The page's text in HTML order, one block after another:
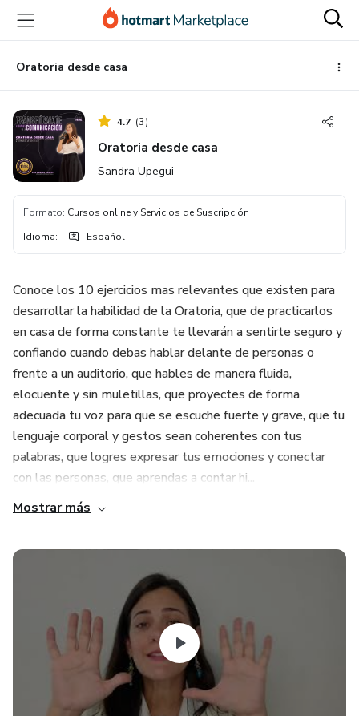
principal
página
de
página
Oratoria desde casa
4.7 (3)
Oratoria desde casa
Sandra Upegui
Formato: Cursos online y Servicios de Suscripción
Idioma: Español
Conoce los 10 ejercicios mas relevantes que existen para
desarrollar la habilidad de la Oratoria, que de practicarlos
en casa de forma constante te llevarán a sentirte seguro y
confiando cuando debas hablar delante de personas o
frente a un auditorio, que hables de manera fluida,
elocuente y sin muletillas, que proyectes de forma
adecuada tu voz para que se escuche fuerte y grave, que tu
lenguaje corporal y gestos sean coherentes con tus
palabras, que logres expresar tus emociones y conectar
con las personas, que aprendas a contar hi...
Mostrar más